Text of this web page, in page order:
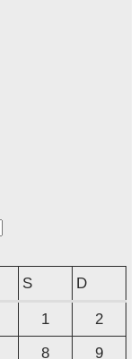
S D
1
2
8
9